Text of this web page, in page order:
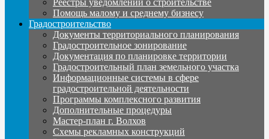
Помощь малому и среднему бизнесу
Градостроительство
Документы территориального планирования
Градостроительное зонирование
Документация по планировке территории
Градостроительный план земельного участка
Информационные системы в сфере
градостроительной деятельности
Программы комплексного развития
Дополнительные процедуры
Мастер-план г. Волхов
Схемы рекламных конструкций